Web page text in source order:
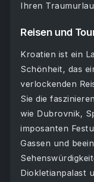
Ihren
Reisen und
Kroatien ist ein
Schönheit, das
verlockenden
Sie die
wie Dubrovnik,
imposanten
Gassen und
Diokletianpalast